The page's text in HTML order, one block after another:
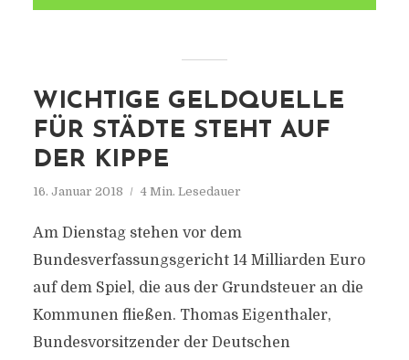
WICHTIGE GELDQUELLE
FÜR STÄDTE STEHT AUF
DER KIPPE
16. Januar 2018 4 Min. Lesedauer
Am Dienstag stehen vor dem
Bundesverfassungsgericht 14 Milliarden Euro
auf dem Spiel, die aus der Grundsteuer an die
Kommunen fließen. Thomas Eigenthaler,
Bundesvorsitzender der Deutschen